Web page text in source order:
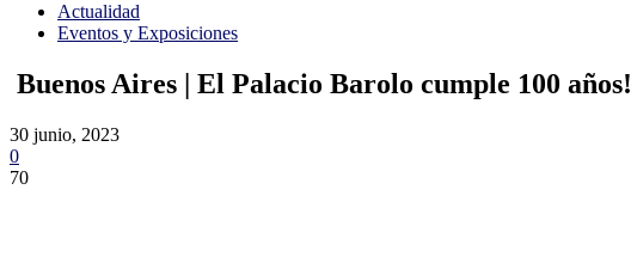
Actualidad
Eventos y Exposiciones
Buenos Aires | El Palacio Barolo cumple 100 años!
30 junio, 2023
0
70